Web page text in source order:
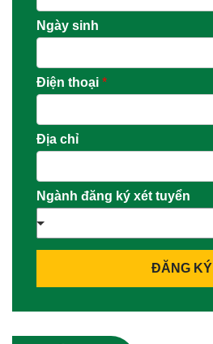
Ngày sinh
Điện thoại *
Địa chỉ
Ngành đăng ký xét tuyển
ĐĂNG KÝ